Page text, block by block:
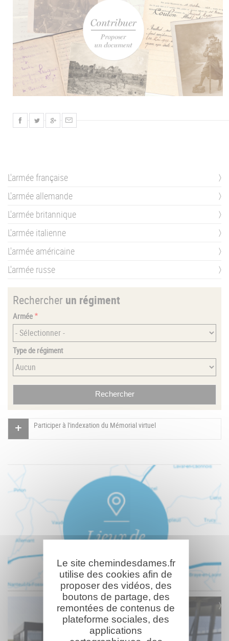
L'armée française
L'armée allemande
L'armée britannique
L'armée italienne
L'armée américaine
L'armée russe
Rechercher un régiment
Armée
Type de régiment
Participer à l'indexation du Mémorial virtuel
Le site chemindesdames.fr
utilise des cookies afin de
proposer des vidéos, des
boutons de partage, des
remontées de contenus de
plateforme sociales, des
applications